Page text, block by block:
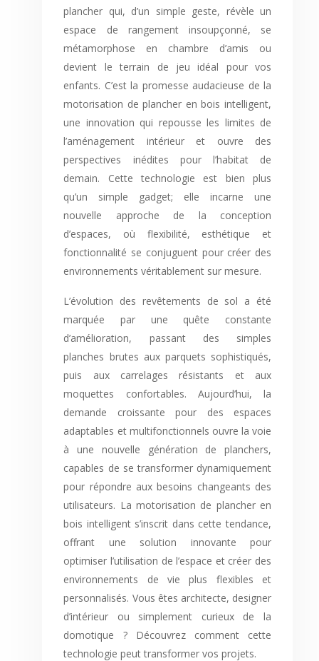
plancher qui, d’un simple geste, révèle un
espace de rangement insoupçonné, se
métamorphose en chambre d’amis ou
devient le terrain de jeu idéal pour vos
enfants. C’est la promesse audacieuse de la
motorisation de plancher en bois intelligent,
une innovation qui repousse les limites de
l’aménagement intérieur et ouvre des
perspectives inédites pour l’habitat de
demain. Cette technologie est bien plus
qu’un simple gadget; elle incarne une
nouvelle approche de la conception
d’espaces, où flexibilité, esthétique et
fonctionnalité se conjuguent pour créer des
environnements véritablement sur mesure.
L’évolution des revêtements de sol a été
marquée par une quête constante
d’amélioration, passant des simples
planches brutes aux parquets sophistiqués,
puis aux carrelages résistants et aux
moquettes confortables. Aujourd’hui, la
demande croissante pour des espaces
adaptables et multifonctionnels ouvre la voie
à une nouvelle génération de planchers,
capables de se transformer dynamiquement
pour répondre aux besoins changeants des
utilisateurs. La motorisation de plancher en
bois intelligent s’inscrit dans cette tendance,
offrant une solution innovante pour
optimiser l’utilisation de l’espace et créer des
environnements de vie plus flexibles et
personnalisés. Vous êtes architecte, designer
d’intérieur ou simplement curieux de la
domotique ? Découvrez comment cette
technologie peut transformer vos projets.